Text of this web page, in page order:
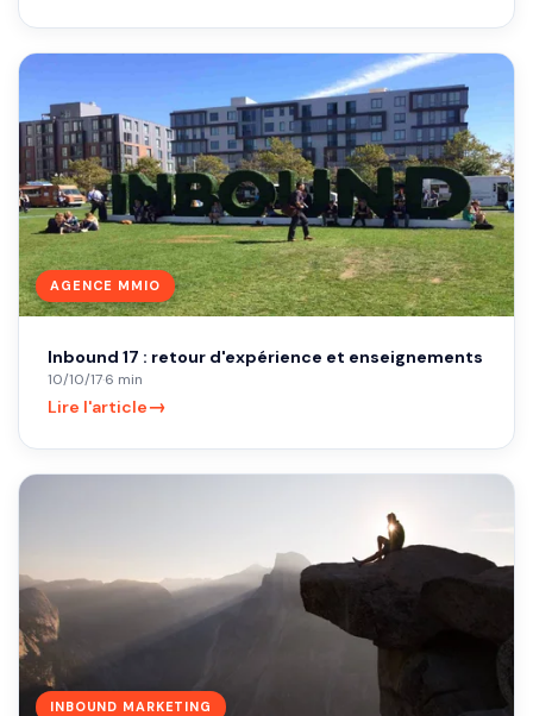
AGENCE MMIO
Inbound 17 : retour d'expérience et enseignements
10/10/17·6 min
Lire l'article→
INBOUND MARKETING